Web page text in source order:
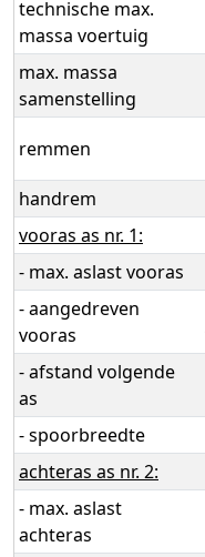
technische max.
massa voertuig
max. massa
samenstelling
remmen
handrem
vooras as nr. 1:
- max. aslast vooras
- aangedreven
vooras
- afstand volgende
as
- spoorbreedte
achteras as nr. 2:
- max. aslast
achteras